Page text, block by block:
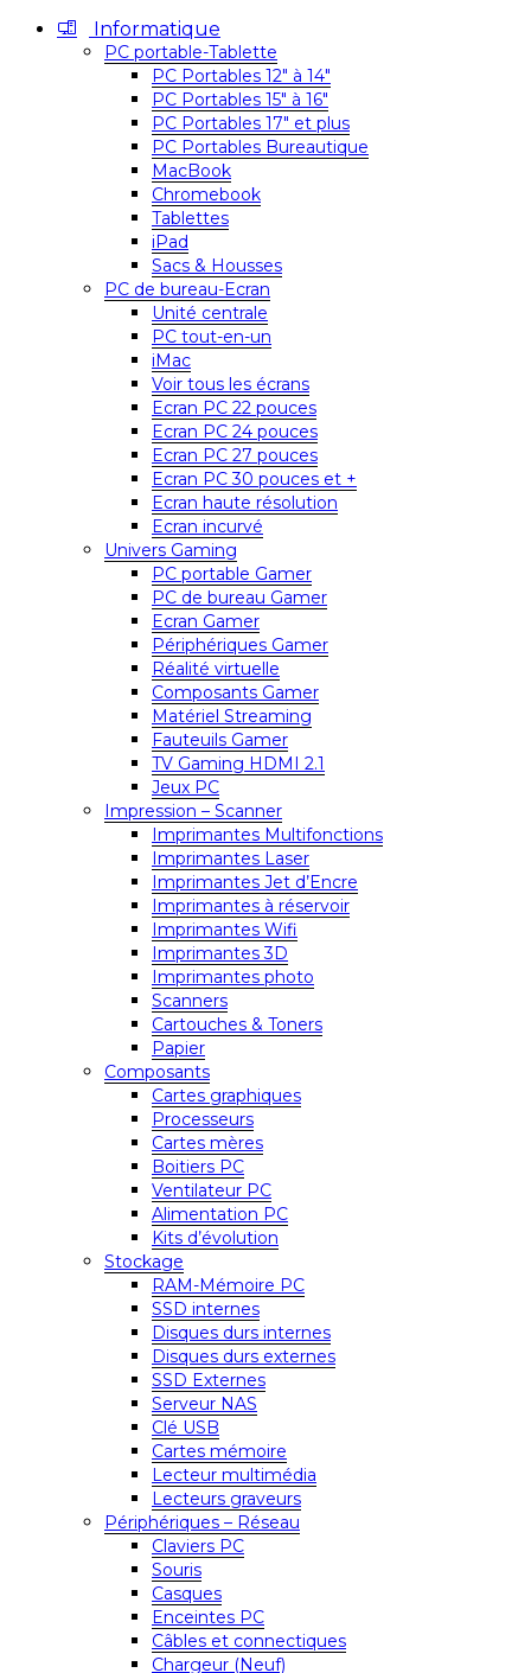
Informatique
PC portable-Tablette
PC Portables 12″ à 14″
PC Portables 15″ à 16″
PC Portables 17″ et plus
PC Portables Bureautique
MacBook
Chromebook
Tablettes
iPad
Sacs & Housses
PC de bureau-Ecran
Unité centrale
PC tout-en-un
iMac
Voir tous les écrans
Ecran PC 22 pouces
Ecran PC 24 pouces
Ecran PC 27 pouces
Ecran PC 30 pouces et +
Ecran haute résolution
Ecran incurvé
Univers Gaming
PC portable Gamer
PC de bureau Gamer
Ecran Gamer
Périphériques Gamer
Réalité virtuelle
Composants Gamer
Matériel Streaming
Fauteuils Gamer
TV Gaming HDMI 2.1
Jeux PC
Impression – Scanner
Imprimantes Multifonctions
Imprimantes Laser
Imprimantes Jet d’Encre
Imprimantes à réservoir
Imprimantes Wifi
Imprimantes 3D
Imprimantes photo
Scanners
Cartouches & Toners
Papier
Composants
Cartes graphiques
Processeurs
Cartes mères
Boitiers PC
Ventilateur PC
Alimentation PC
Kits d’évolution
Stockage
RAM-Mémoire PC
SSD internes
Disques durs internes
Disques durs externes
SSD Externes
Serveur NAS
Clé USB
Cartes mémoire
Lecteur multimédia
Lecteurs graveurs
Périphériques – Réseau
Claviers PC
Souris
Casques
Enceintes PC
Câbles et connectiques
Chargeur (Neuf)